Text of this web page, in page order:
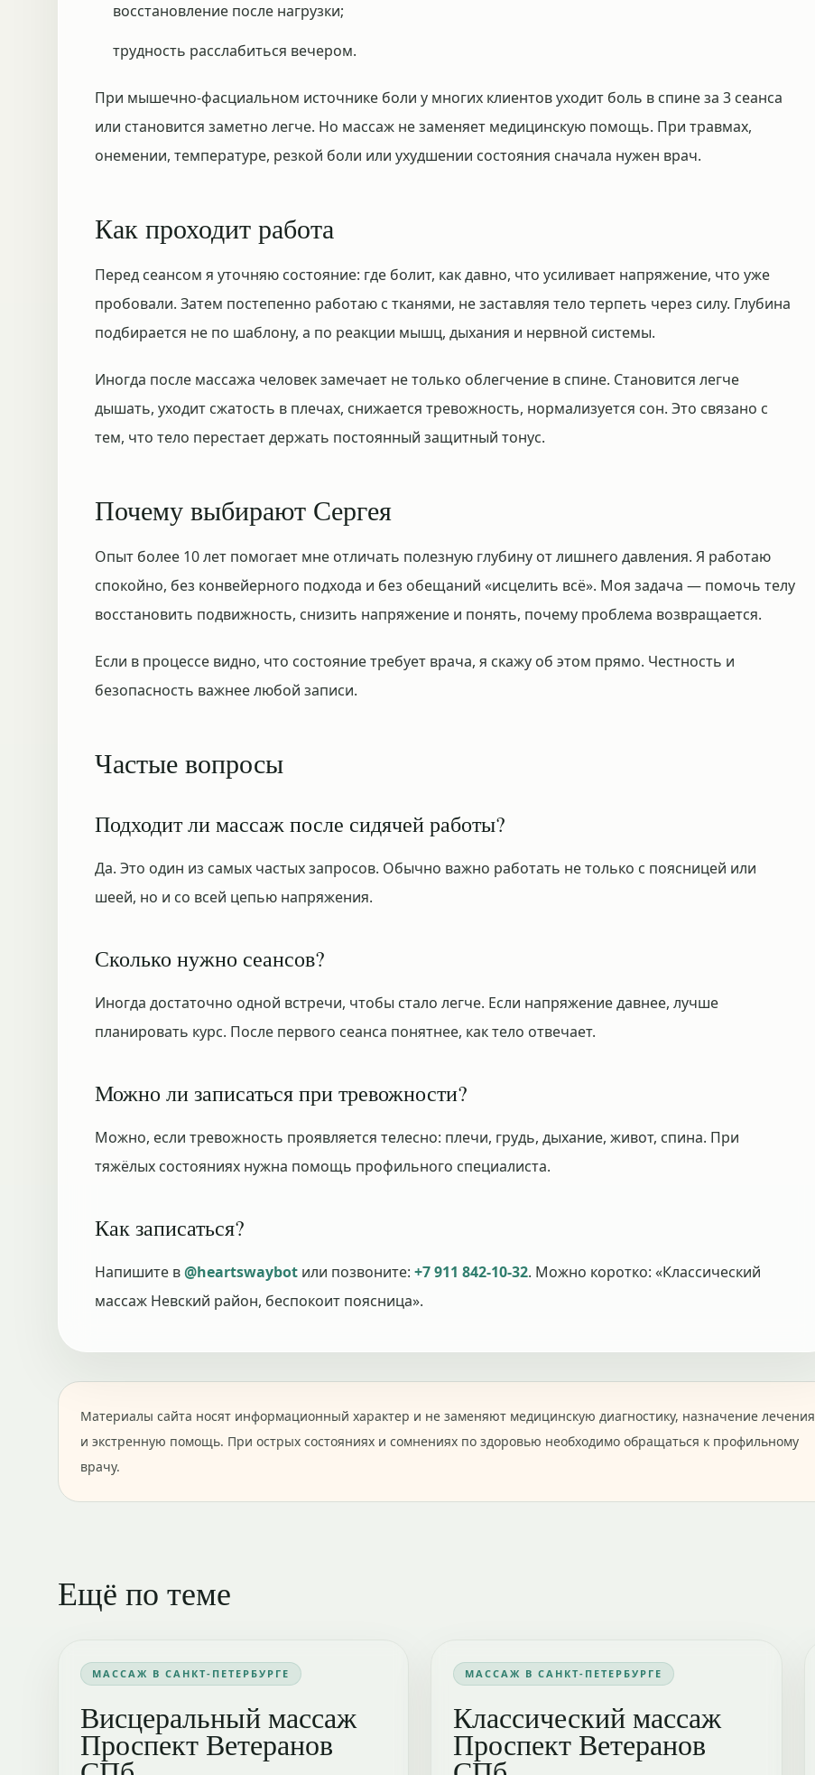
восстановление после нагрузки;
трудность расслабиться вечером.
При мышечно-фасциальном источнике боли у многих клиентов уходит боль в спине за 3 сеанса
или становится заметно легче. Но массаж не заменяет медицинскую помощь. При травмах,
онемении, температуре, резкой боли или ухудшении состояния сначала нужен врач.
Как проходит работа
Перед сеансом я уточняю состояние: где болит, как давно, что усиливает напряжение, что уже
пробовали. Затем постепенно работаю с тканями, не заставляя тело терпеть через силу. Глубина
подбирается не по шаблону, а по реакции мышц, дыхания и нервной системы.
Иногда после массажа человек замечает не только облегчение в спине. Становится легче
дышать, уходит сжатость в плечах, снижается тревожность, нормализуется сон. Это связано с
тем, что тело перестает держать постоянный защитный тонус.
Почему выбирают Сергея
Опыт более 10 лет помогает мне отличать полезную глубину от лишнего давления. Я работаю
спокойно, без конвейерного подхода и без обещаний «исцелить всё». Моя задача — помочь телу
восстановить подвижность, снизить напряжение и понять, почему проблема возвращается.
Если в процессе видно, что состояние требует врача, я скажу об этом прямо. Честность и
безопасность важнее любой записи.
Частые вопросы
Подходит ли массаж после сидячей работы?
Да. Это один из самых частых запросов. Обычно важно работать не только с поясницей или
шеей, но и со всей цепью напряжения.
Сколько нужно сеансов?
Иногда достаточно одной встречи, чтобы стало легче. Если напряжение давнее, лучше
планировать курс. После первого сеанса понятнее, как тело отвечает.
Можно ли записаться при тревожности?
Можно, если тревожность проявляется телесно: плечи, грудь, дыхание, живот, спина. При
тяжёлых состояниях нужна помощь профильного специалиста.
Как записаться?
Напишите в@heartswaybot или позвоните: +7 911 842-10-32. Можно коротко: «Классический
массаж Невский район, беспокоит поясница».
Материалы сайта носят информационный характер и не заменяют медицинскую диагностику, назначение лечения
и экстренную помощь. При острых состояниях и сомнениях по здоровью необходимо обращаться к профильному
врачу.
Ещё по теме
МАССАЖ В САНКТ-ПЕТЕРБУРГЕ
Висцеральный массаж
Проспект Ветеранов
МАССАЖ В САНКТ-ПЕТЕРБУРГЕ
Классический массаж
Проспект Ветеранов